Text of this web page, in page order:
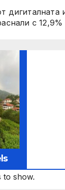
дигиталната
с 12,9%
to show.